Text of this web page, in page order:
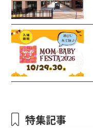
特集記事